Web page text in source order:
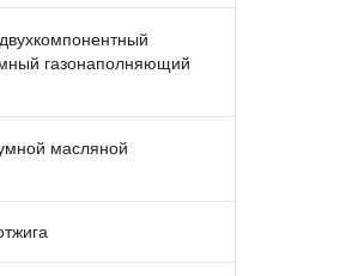
газонаполняющий
масляной